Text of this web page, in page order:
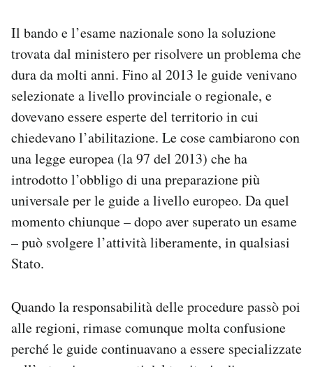
Il bando e l’esame nazionale sono la soluzione
trovata dal ministero per risolvere un problema che
dura da molti anni. Fino al 2013 le guide venivano
selezionate a livello provinciale o regionale, e
dovevano essere esperte del territorio in cui
chiedevano l’abilitazione. Le cose cambiarono con
una legge europea (la 97 del 2013) che ha
introdotto l’obbligo di una preparazione più
universale per le guide a livello europeo. Da quel
momento chiunque – dopo aver superato un esame
– può svolgere l’attività liberamente, in qualsiasi
Stato.
Quando la responsabilità delle procedure passò poi
alle regioni, rimase comunque molta confusione
perché le guide continuavano a essere specializzate